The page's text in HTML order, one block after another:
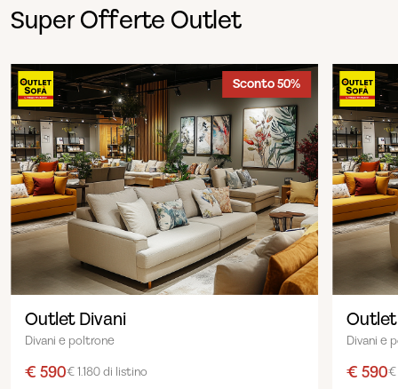
Super Offerte Outlet
Sconto 50%
Outlet Divani
Divani e poltrone
€ 590€ 1.180 di listino
Divani e
€ 590€